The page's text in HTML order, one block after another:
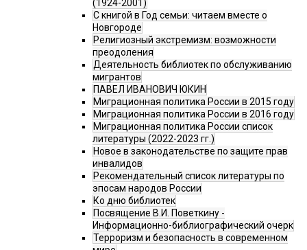
(1924-2001)
С книгой в Год семьи: читаем вместе о
Новгороде
Религиозный экстремизм: возможности
преодоления
Деятельность библиотек по обслуживанию
мигрантов
ПАВЕЛ ИВАНОВИЧ ЮКИН
Миграционная политика России в 2015 году
Миграционная политика России в 2016 году
Миграционная политика России список
литературы (2022-2023 гг.)
Новое в законодательстве по защите прав
инвалидов
Рекомендательный список литературы по
эпосам народов России
Ко дню библиотек
Посвящение В.И. Поветкину -
Информационно-библиографический очерк
Терроризм и безопасность в современном